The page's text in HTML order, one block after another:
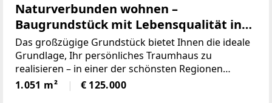
Naturverbunden wohnen –
Baugrundstück mit Lebensqualität in
Eidenberg
Das großzügige Grundstück bietet Ihnen die ideale
Grundlage, Ihr persönliches Traumhaus zu
realisieren – in einer der schönsten Regionen
Österreichs.Die ruhige, familienfreundliche
Umgebung macht diesen Standort besonders
1.051 m² € 125.000